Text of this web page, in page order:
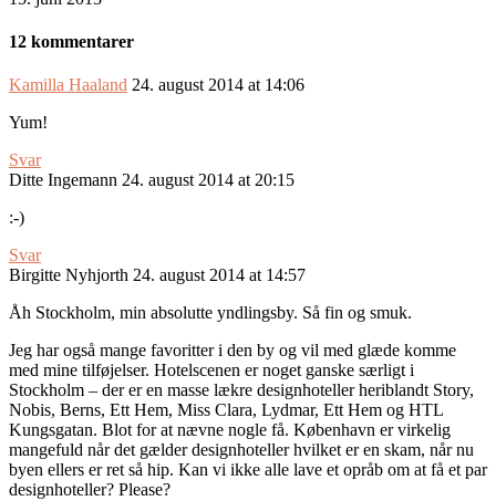
12 kommentarer
Kamilla Haaland 24. august 2014 at 14:06
Yum!
Svar
Ditte Ingemann 24. august 2014 at 20:15
:-)
Svar
Birgitte Nyhjorth 24. august 2014 at 14:57
Åh Stockholm, min absolutte yndlingsby. Så fin og smuk.
Jeg har også mange favoritter i den by og vil med glæde komme
med mine tilføjelser. Hotelscenen er noget ganske særligt i
Stockholm – der er en masse lækre designhoteller heriblandt Story,
Nobis, Berns, Ett Hem, Miss Clara, Lydmar, Ett Hem og HTL
Kungsgatan. Blot for at nævne nogle få. København er virkelig
mangefuld når det gælder designhoteller hvilket er en skam, når nu
byen ellers er ret så hip. Kan vi ikke alle lave et opråb om at få et par
designhoteller? Please?